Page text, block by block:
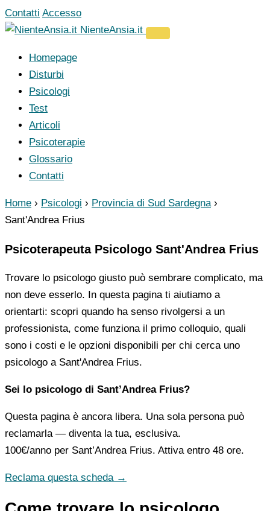
Vai
al
Contatti Accesso
NienteAnsia.it
Homepage
Disturbi
Psicologi
Test
Articoli
Psicoterapie
Glossario
Contatti
Home › Psicologi › Provincia di Sud Sardegna ›
Sant'Andrea Frius
Psicoterapeuta Psicologo Sant'Andrea Frius
Trovare lo psicologo giusto può sembrare complicato, ma
non deve esserlo. In questa pagina ti aiutiamo a
orientarti: scopri quando ha senso rivolgersi a un
professionista, come funziona il primo colloquio, quali
sono i costi e le opzioni disponibili per chi cerca uno
psicologo a Sant'Andrea Frius.
Sei lo psicologo di Sant’Andrea Frius?
Questa pagina è ancora libera. Una sola persona può
reclamarla — diventa la tua, esclusiva.
100€/anno per Sant’Andrea Frius. Attiva entro 48 ore.
Reclama questa scheda →